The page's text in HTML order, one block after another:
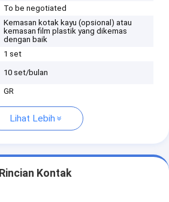
To be negotiated
Kemasan kotak kayu (opsional) atau
kemasan film plastik yang dikemas
dengan baik
1 set
10 set/bulan
GR
Lihat Lebih
Rincian Kontak